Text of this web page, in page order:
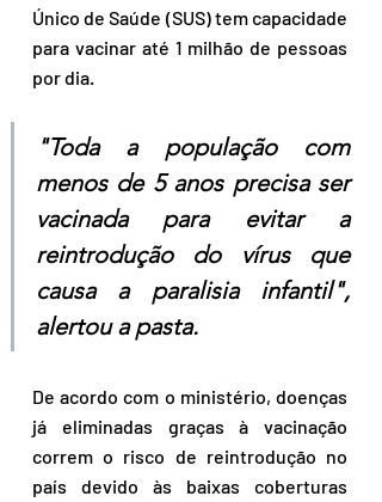
Único de Saúde (SUS) tem capacidade
para vacinar até 1 milhão de pessoas
por dia.
"Toda a população com
menos de 5 anos precisa ser
vacinada para evitar a
reintrodução do vírus que
causa a paralisia infantil",
alertou a pasta.
De acordo com o ministério, doenças
já eliminadas graças à vacinação
correm o risco de reintrodução no
país devido às baixas coberturas